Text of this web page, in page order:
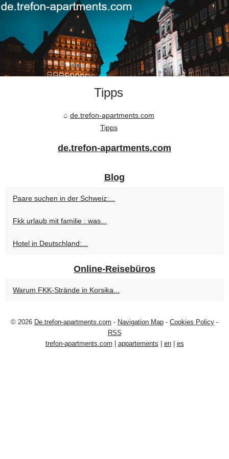
Tipps
de.trefon-apartments.com
Tipps
de.trefon-apartments.com
Blog
Paare suchen in der Schweiz:...
Fkk urlaub mit familie : was...
Hotel in Deutschland:...
Online-Reisebüros
Warum FKK-Strände in Korsika...
© 2026 De.trefon-apartments.com - Navigation Map - Cookies Policy -
RSS
trefon-apartments.com
appartements en| es